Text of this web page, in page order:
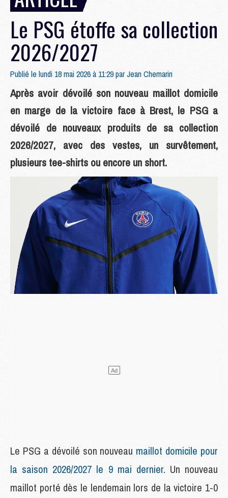
Le PSG étoffe sa collection
2026/2027
Publié le lundi 18 mai 2026 à 11:29 parJean Chemarin
Après avoir dévoilé son nouveau maillot domicile
en marge de la victoire face à Brest, le PSG a
dévoilé de nouveaux produits de sa collection
2026/2027, avec des vestes, un survêtement,
plusieurs tee-shirts ou encore un short.
Le PSG a dévoilé son nouveau maillot domicile pour
la saison 2026/2027 le 9 mai dernier. Un nouveau
maillot porté dès le lendemain lors de la victoire 1-0